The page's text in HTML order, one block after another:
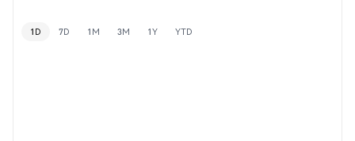
1D 7D 1M 3M 1Y YTD